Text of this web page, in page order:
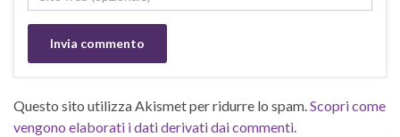
Questo sito utilizza Akismet per ridurre lo spam.Scopri come
vengono elaborati i dati derivati dai commenti.